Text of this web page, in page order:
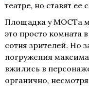
театре, но ставят ее
Площадка у МОСТа
это просто комната
сотня зрителей. Но
погружения
вжились в
органично,